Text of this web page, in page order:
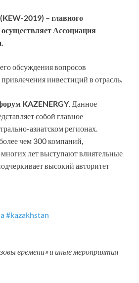
2019) – главного
Ассоциация
обсуждения вопросов
инвестиций в отрасль.
KAZENERGY. Данное
собой главное
азиатском регионах.
чем 300 компаний,
лет выступают влиятельные
высокий авторитет
#kazakhstan
времени» и иные мероприятия